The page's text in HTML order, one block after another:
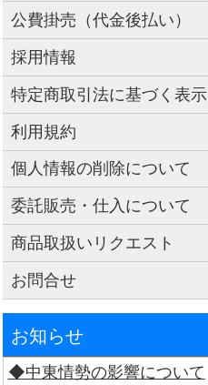
公費掛売（代金後払い）
採用情報
特定商取引法に基づく表示
利用規約
個人情報の削除について
委託販売・仕入について
商品取扱いリクエスト
お問合せ
お知らせ
◆中東情勢の影響について